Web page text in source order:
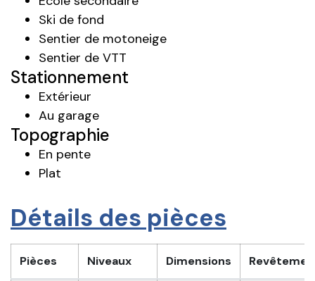
Ski de fond
Sentier de motoneige
Sentier de VTT
Stationnement
Extérieur
Au garage
Topographie
En pente
Plat
Détails des pièces
Pièces Niveaux Dimensions